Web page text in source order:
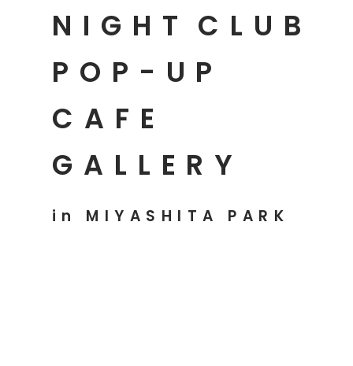
NIGHT CLUB
POP-UP
CAFE
GALLERY
in MIYASHITA PARK